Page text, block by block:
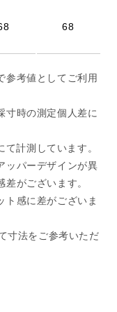
68
参考値としてご利用
寸時の測定個人差に
計測しています。
ッパーデザインが異
がございます。
感に差がございま
寸法をご参考いただ